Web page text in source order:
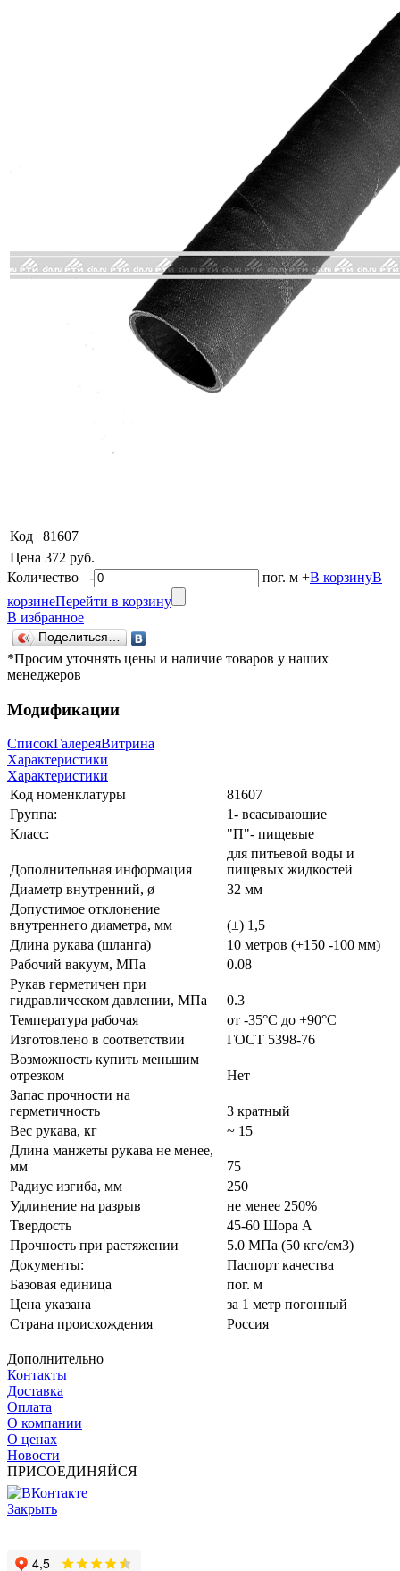
Код
81607
Цена 372 руб.
Количество - пог. м +В корзинуВ
корзинеПерейти в корзину
В избранное
Поделиться…
*Просим уточнять цены и наличие товаров у наших
менеджеров
Модификации
СписокГалереяВитрина
Характеристики
Характеристики
Код номенклатуры
81607
Группа:
1- всасывающие
Класс:
"П"- пищевые
Дополнительная информация
для питьевой воды и
пищевых жидкостей
Диаметр внутренний, ø
32 мм
Допустимое отклонение
внутреннего диаметра, мм
(±) 1,5
Длина рукава (шланга)
10 метров (+150 -100 мм)
Рабочий вакуум, МПа
0.08
Рукав герметичен при
гидравлическом давлении, МПа
0.3
Температура рабочая
от -35°С до +90°С
Изготовлено в соответствии
ГОСТ 5398-76
Возможность купить меньшим
отрезком
Нет
Запас прочности на
герметичность
3 кратный
Вес рукава, кг
~ 15
Длина манжеты рукава не менее,
мм
75
Радиус изгиба, мм
250
Удлинение на разрыв
не менее 250%
Твердость
45-60 Шора А
Прочность при растяжении
5.0 МПа (50 кгс/см3)
Документы:
Паспорт качества
Базовая единица
пог. м
Цена указана
за 1 метр погонный
Страна происхождения
Россия
Дополнительно
Контакты
Доставка
Оплата
О компании
О ценах
Новости
ПРИСОЕДИНЯЙСЯ
Закрыть